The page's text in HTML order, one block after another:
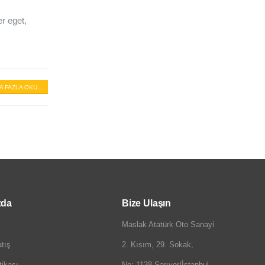
eget,
FAZLA OKU...
Bize Ulaşın
Maslak Atatürk Oto Sanayi
2. Kısım, 29. Sokak,